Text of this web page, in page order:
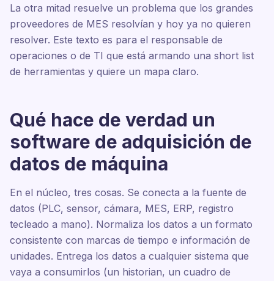
La otra mitad resuelve un problema que los grandes
proveedores de MES resolvían y hoy ya no quieren
resolver. Este texto es para el responsable de
operaciones o de TI que está armando una short list
de herramientas y quiere un mapa claro.
Qué hace de verdad un
software de adquisición de
datos de máquina
En el núcleo, tres cosas. Se conecta a la fuente de
datos (PLC, sensor, cámara, MES, ERP, registro
tecleado a mano). Normaliza los datos a un formato
consistente con marcas de tiempo e información de
unidades. Entrega los datos a cualquier sistema que
vaya a consumirlos (un historian, un cuadro de